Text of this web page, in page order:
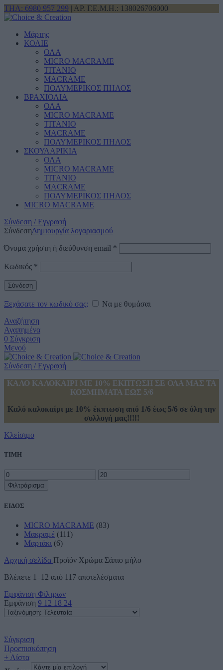
ΤΗΛ: 6980 957 299 | ΑΡ. Γ.Ε.Μ.Η.: 138026706000
Μάρτης
ΚΟΛΙΕ
ΟΛΑ
MICRO MACRAME
ΤΙΤΑΝΙΟ
MACRAME
ΠΟΛΥΜΕΡΙΚΟΣ ΠΗΛΟΣ
ΒΡΑΧΙΟΛΙΑ
ΟΛΑ
MICRO MACRAME
ΤΙΤΑΝΙΟ
MACRAME
ΠΟΛΥΜΕΡΙΚΟΣ ΠΗΛΟΣ
ΣΚΟΥΛΑΡΙΚΙΑ
ΟΛΑ
MICRO MACRAME
ΤΙΤΑΝΙΟ
MACRAME
ΠΟΛΥΜΕΡΙΚΟΣ ΠΗΛΟΣ
MICRO MACRAME
Σύνδεση / Εγγραφή
ΣύνδεσηΔημιουργία λογαριασμού
Όνομα χρήστη ή διεύθυνση email *
Κωδικός *
Σύνδεση
Ξεχάσατε τον κωδικό σας;
Να με θυμάσαι
Αναζήτηση
Αγαπημένα
0 Σύγκριση
Μενού
Σύνδεση / Εγγραφή
ΚΑΛΟ ΚΑΛΟΚΑΙΡΙ ΜΕ 10% ΕΚΠΤΩΣΗ ΣΕ ΟΛΑ ΜΑΣ ΤΑ
ΚΟΣΜΗΜΑΤΑ ΕΩΣ 5/6
Καλό καλοκαίρι με 10% έκπτωση από 1/6 έως 5/6 σε όλη την
συλλογή μας!!!!!
Κλείσιμο
ΤΙΜΗ
Ελάχιστη
τιμή
Μέγιστη
τιμή
Φιλτράρισμα
ΕΙΔΟΣ
MICRO MACRAME (83)
Μακραμέ (111)
Μαρτάκι (6)
Αρχική σελίδα Προϊόν Χρώμα Σάπιο μήλο
Βλέπετε 1–12 από 117 αποτελέσματαSorted
Εμφάνιση Φίλτρων
Εμφάνιση 9 12 18 24
Σύγκριση
Προεπισκόπηση
+ Λίστα